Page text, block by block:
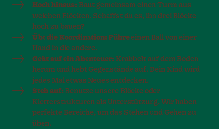
Hoch hinaus: Baut gemeinsam einen Turm aus
weichen Blöcken. Schaffst du es, ihn drei Blöcke
hoch zu bauen?
Übt die Koordination: Führe einen Ball von einer
Hand in die andere.
Geht auf ein Abenteuer: Krabbelt auf dem Boden
herum und hebt Gegenstände auf. Dein Kind wird
jedes Mal etwas Neues entdecken.
Steh auf: Benutze unsere Blöcke oder
Kletterstrukturen als Unterstützung. Wir haben
perfekte Bereiche, um das Stehen und Gehen zu
üben.